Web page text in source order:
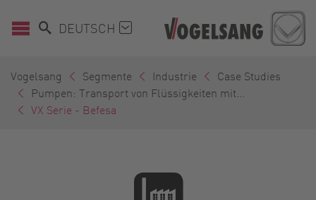
DEUTSCH
Vogelsang Segmente Industrie
Case Studies
Pumpen: Transport von Flüssigkeiten mit...
VX Serie - Befesa